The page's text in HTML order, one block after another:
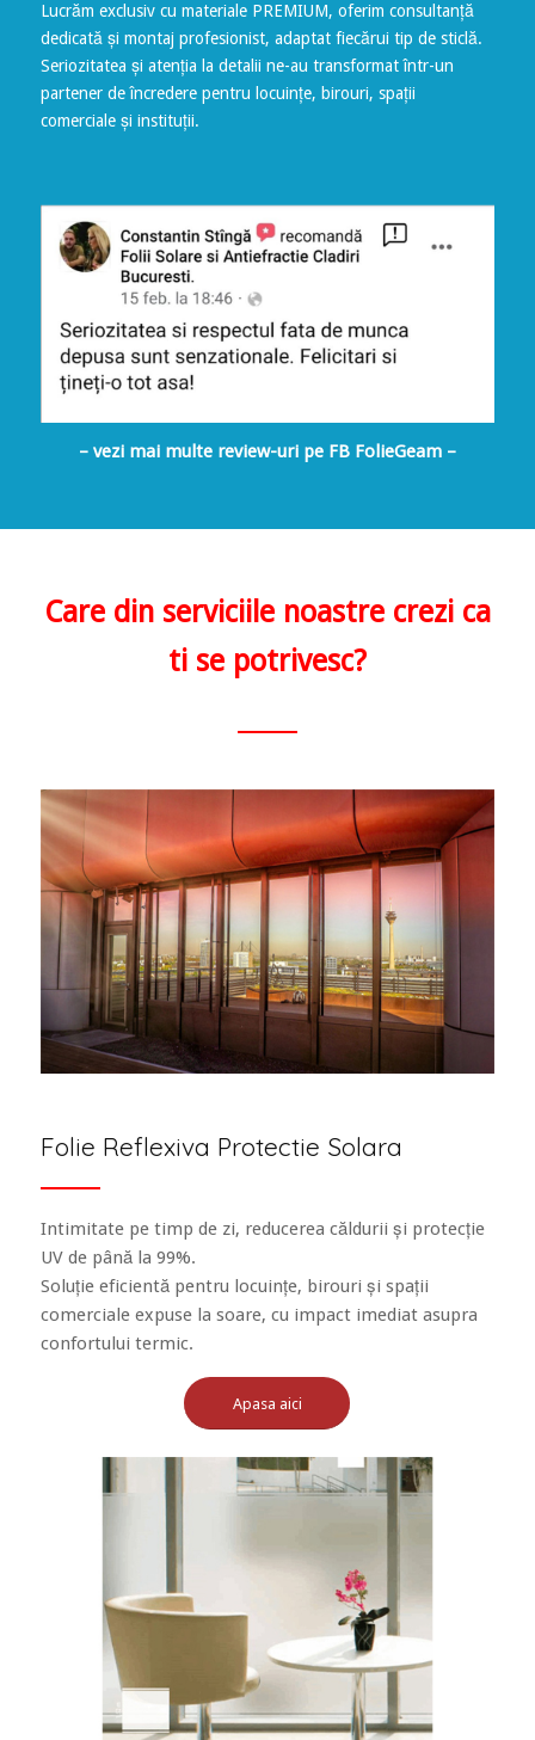
Lucrăm exclusiv cu materiale PREMIUM, oferim consultanță
dedicată și montaj profesionist, adaptat fiecărui tip de sticlă.
Seriozitatea și atenția la detalii ne-au transformat într-un
partener de încredere pentru locuințe, birouri, spații
comerciale și instituții.
– vezi mai multe review-uri pe FB FolieGeam –
Care din serviciile noastre crezi ca
ti se potrivesc?
Folie Reflexiva Protectie Solara
Intimitate pe timp de zi, reducerea căldurii și protecție
UV de până la 99%.
Soluție eficientă pentru locuințe, birouri și spații
comerciale expuse la soare, cu impact imediat asupra
confortului termic.
Apasa aici